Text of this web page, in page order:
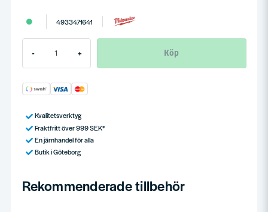
4933471641
- + Köp
Kvalitetsverktyg
Fraktfritt över 999 SEK*
En järnhandel för alla
Butik i Göteborg
Rekommenderade tillbehör